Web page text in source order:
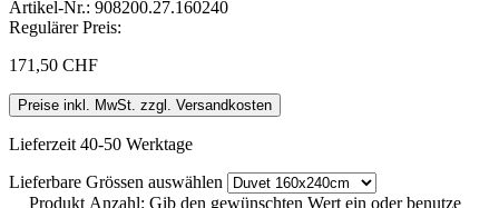
Artikel-Nr.: 908200.27.160240
Regulärer Preis:
171,50 CHF
Preise inkl. MwSt. zzgl. Versandkosten
Lieferzeit 40-50 Werktage
Lieferbare Grössen auswählen
Produkt Anzahl: Gib den gewünschten Wert ein oder benutze